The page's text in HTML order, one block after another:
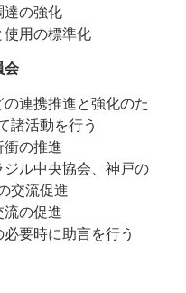
達の強化
使用の標準化
会
連携推進と強化のた
諸活動を行う
の推進
ル中央協会、神戸の
交流促進
の促進
要時に助言を行う